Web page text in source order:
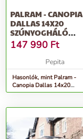
PALRAM - CANOPIA
DALLAS 14X20
SZÚNYOGHÁLÓ
FÜGGÖNY
147 990 Ft
Pepita
Hasonlók, mint Palram -
Canopia Dallas 14x20
szúnyogháló függöny